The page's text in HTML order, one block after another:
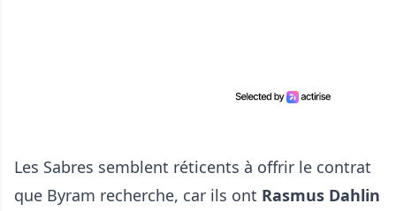
Les Sabres semblent réticents à offrir le contrat
que Byram recherche, car ils ont Rasmus Dahlin